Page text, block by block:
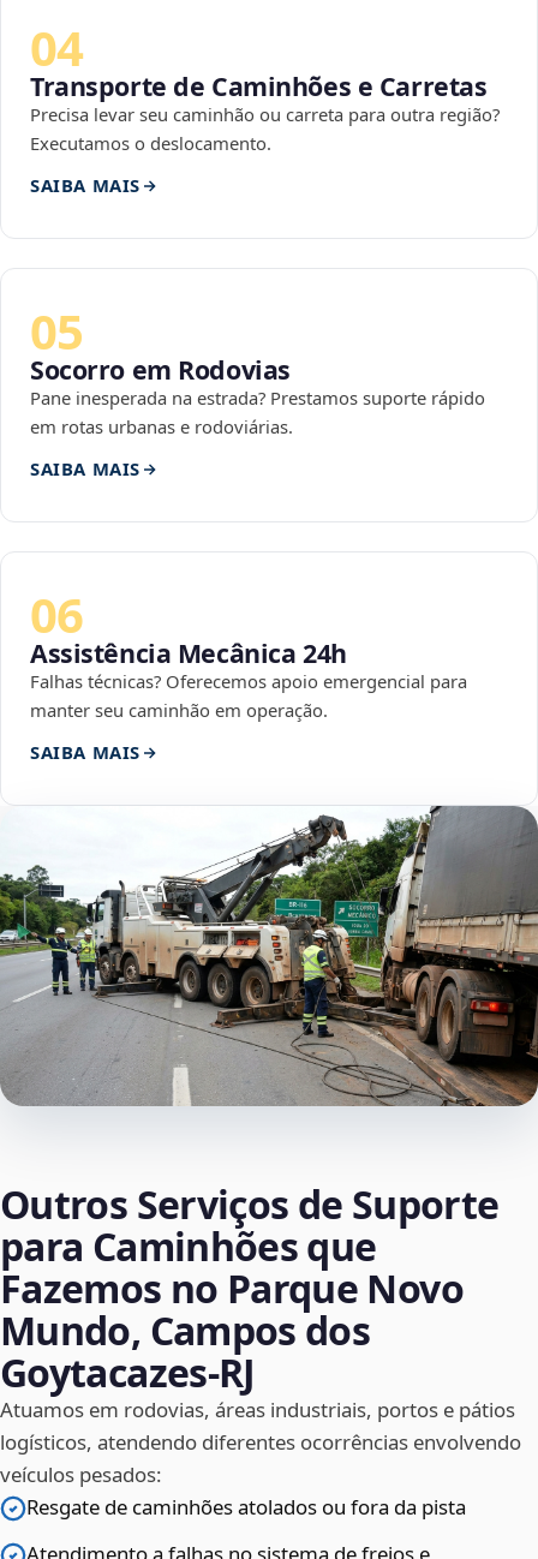
04
Transporte de Caminhões e Carretas
Precisa levar seu caminhão ou carreta para outra região?
Executamos o deslocamento.
SAIBA MAIS
05
Socorro em Rodovias
Pane inesperada na estrada? Prestamos suporte rápido
em rotas urbanas e rodoviárias.
SAIBA MAIS
06
Assistência Mecânica 24h
Falhas técnicas? Oferecemos apoio emergencial para
manter seu caminhão em operação.
SAIBA MAIS
Outros Serviços de Suporte
para Caminhões que
Fazemos no Parque Novo
Mundo, Campos dos
Goytacazes‑RJ
Atuamos em rodovias, áreas industriais, portos e pátios
logísticos, atendendo diferentes ocorrências envolvendo
veículos pesados:
Resgate de caminhões atolados ou fora da pista